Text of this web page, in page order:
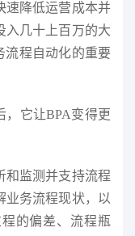
速降低运营成本并
入几十上百万的大
流程自动化的重要
，它让BPA变得更
和监测并支持流程
业务流程现状，以
的偏差、流程瓶